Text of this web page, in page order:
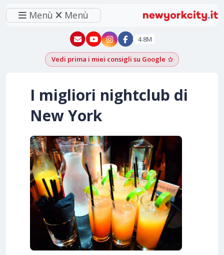
Menù Menù
New York - YouTube
New York - Instagram
4.8M
Vedi prima i miei consigli su Google Aggiungi
I migliori nightclub di
New York